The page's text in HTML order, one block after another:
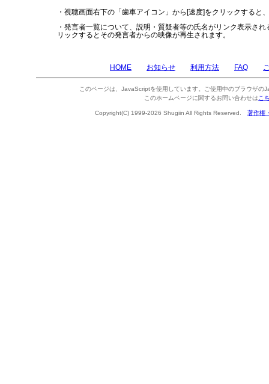
・視聴画面右下の「歯車アイコン」から[速度]をクリックすると
・発言者一覧について、説明・質疑者等の氏名がリンク表示さ
リックするとその発言者からの映像が再生されます。
HOME お知らせ 利用方法 FAQ
このページは、JavaScriptを使用しています。ご使用中のブラウザの
このホームページに関するお問い合わせは こ
Copyright(C) 1999-2026 Shugiin All Rights Reserved. 著作権